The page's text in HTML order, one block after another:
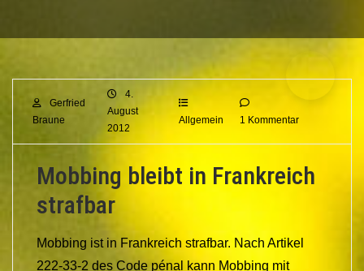
Gerfried
Braune
4.
August
2012
Allgemein 1 Kommentar
Mobbing bleibt in Frankreich
strafbar
Mobbing ist in Frankreich strafbar. Nach Artikel
222-33-2 des Code pénal kann Mobbing mit